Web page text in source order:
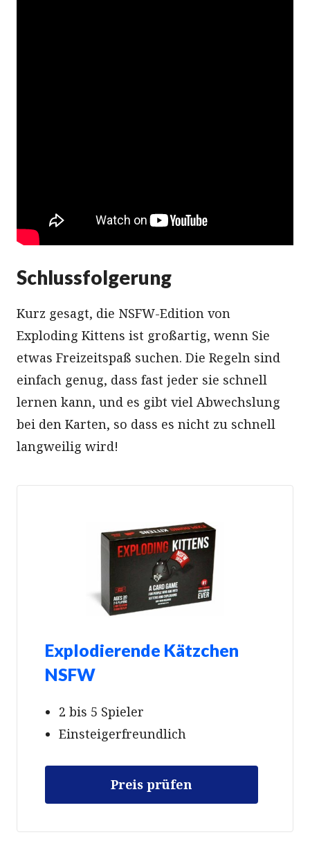
Schlussfolgerung
Kurz gesagt, die NSFW-Edition von
Exploding Kittens ist großartig, wenn Sie
etwas Freizeitspaß suchen. Die Regeln sind
einfach genug, dass fast jeder sie schnell
lernen kann, und es gibt viel Abwechslung
bei den Karten, so dass es nicht zu schnell
langweilig wird!
Explodierende Kätzchen
NSFW
2 bis 5 Spieler
Einsteigerfreundlich
Preis prüfen